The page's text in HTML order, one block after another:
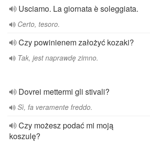
Usciamo. La giornata è soleggiata.
Certo, tesoro.
Czy powinienem założyć kozaki?
Tak, jest naprawdę zimno.
Dovrei mettermi gli stivali?
Sì, fa veramente freddo.
Czy możesz podać mi moją
koszulę?